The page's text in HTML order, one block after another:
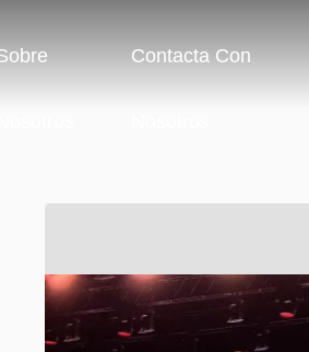
Contacta Con